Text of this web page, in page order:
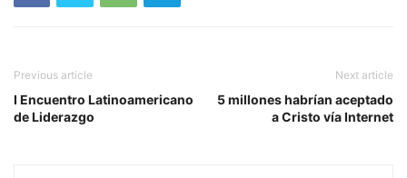
Previous article
I Encuentro Latinoamericano
de Liderazgo
Next article
5 millones habrían aceptado
a Cristo vía Internet